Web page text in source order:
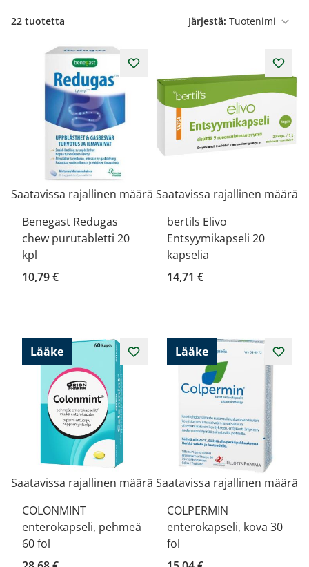
22 tuotetta Järjestä:
Saatavissa rajallinen määrä
Benegast Redugas
chew purutabletti 20
kpl
10,79 €
Saatavissa rajallinen määrä
bertils Elivo
Entsyymikapseli 20
kapselia
14,71 €
Lääke
Saatavissa rajallinen määrä
COLONMINT
enterokapseli, pehmeä
60 fol
Lääke
Saatavissa rajallinen määrä
COLPERMIN
enterokapseli, kova 30
fol